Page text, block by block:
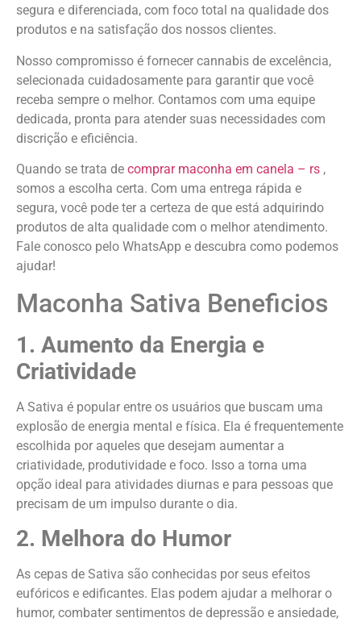
segura e diferenciada, com foco total na qualidade dos
produtos e na satisfação dos nossos clientes.
Nosso compromisso é fornecer cannabis de excelência,
selecionada cuidadosamente para garantir que você
receba sempre o melhor. Contamos com uma equipe
dedicada, pronta para atender suas necessidades com
discrição e eficiência.
Quando se trata de comprar maconha em canela – rs ,
somos a escolha certa. Com uma entrega rápida e
segura, você pode ter a certeza de que está adquirindo
produtos de alta qualidade com o melhor atendimento.
Fale conosco pelo WhatsApp e descubra como podemos
ajudar!
Maconha Sativa Beneficios
1. Aumento da Energia e
Criatividade
A Sativa é popular entre os usuários que buscam uma
explosão de energia mental e física. Ela é frequentemente
escolhida por aqueles que desejam aumentar a
criatividade, produtividade e foco. Isso a torna uma
opção ideal para atividades diurnas e para pessoas que
precisam de um impulso durante o dia.
2. Melhora do Humor
As cepas de Sativa são conhecidas por seus efeitos
eufóricos e edificantes. Elas podem ajudar a melhorar o
humor, combater sentimentos de depressão e ansiedade,